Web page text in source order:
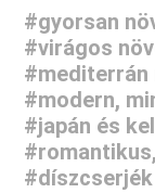
#gyorsan
#virágos
#mediterrán
#modern,
#japán és
#díszcserjék